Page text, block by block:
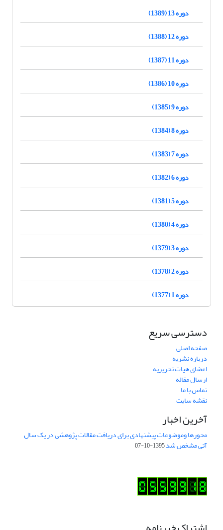
دوره 13 (1389)
دوره 12 (1388)
دوره 11 (1387)
دوره 10 (1386)
دوره 9 (1385)
دوره 8 (1384)
دوره 7 (1383)
دوره 6 (1382)
دوره 5 (1381)
دوره 4 (1380)
دوره 3 (1379)
دوره 2 (1378)
دوره 1 (1377)
دسترسی سریع
صفحه اصلی
درباره نشریه
اعضای هیات تحریریه
ارسال مقاله
تماس با ما
نقشه سایت
آخرین اخبار
محورها وموضوعات پیشنهادی برای دریافت مقالات پژوهشی در یک سال
آتی مشخص شد1395-10-07